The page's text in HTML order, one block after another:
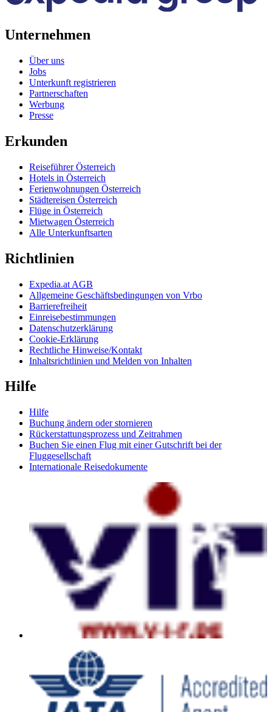
Unternehmen
Über uns
Jobs
Unterkunft registrieren
Partnerschaften
Werbung
Presse
Erkunden
Reiseführer Österreich
Hotels in Österreich
Ferienwohnungen Österreich
Städtereisen Österreich
Flüge in Österreich
Mietwagen Österreich
Alle Unterkunftsarten
Richtlinien
Expedia.at AGB
Allgemeine Geschäftsbedingungen von Vrbo
Barrierefreiheit
Einreisebestimmungen
Datenschutzerklärung
Cookie-Erklärung
Rechtliche Hinweise/Kontakt
Inhaltsrichtlinien und Melden von Inhalten
Hilfe
Hilfe
Buchung ändern oder stornieren
Rückerstattungsprozess und Zeitrahmen
Buchen Sie einen Flug mit einer Gutschrift bei der
Fluggesellschaft
Internationale Reisedokumente